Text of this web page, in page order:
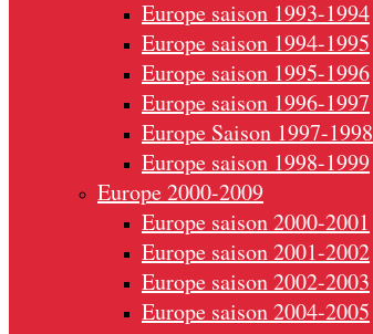
Europe saison 1993-1994
Europe saison 1994-1995
Europe saison 1995-1996
Europe saison 1996-1997
Europe Saison 1997-1998
Europe saison 1998-1999
Europe 2000-2009
Europe saison 2000-2001
Europe saison 2001-2002
Europe saison 2002-2003
Europe saison 2004-2005